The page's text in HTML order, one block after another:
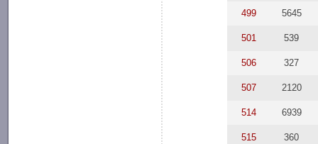
499 5645
501 539
506 327
507 2120
514 6939
515 360